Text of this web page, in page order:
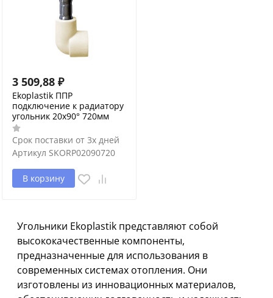
3 509,88 ₽
Ekoplastik ППР
подключение к радиатору
угольник 20х90° 720мм
Срок поставки от 3х дней
Артикул SKORP02090720
В корзину
Угольники Ekoplastik представляют собой
высококачественные компоненты,
предназначенные для использования в
современных системах отопления. Они
изготовлены из инновационных материалов,